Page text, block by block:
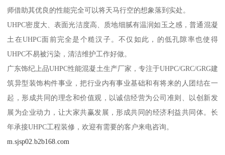
师借助其优良的性能完全可以将天马行空的想象落到实处。
UHPC密度大、表面光洁度高、质地细腻有温润如玉之感，普通混凝
土在UHPC面前完全是个糙汉子。不仅如此，的低孔隙率也使得
UHPC不易被污染，清洁维护工作好做。
广东饰纪上品UHPC性能混凝土生产厂家，专注于UHPC/GRC/GRG建
筑异型装饰构件事业，把行业内有事业基础和有将来的人团结在一
起，形成共同的理念和价值观，以诚信经营为公司准则、以创新发
展为企业动力，让大家共赢发展，形成共同的经济利益共同体。长
年承接UHPC工程装修，欢迎有需要的客户来电咨询。
m.sjsp02.b2b168.com